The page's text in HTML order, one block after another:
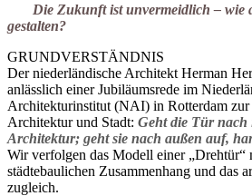
Die Zukunft ist unvermeidlich – wie
gestalten?
GRUNDVERSTÄNDNIS
Der niederländische Architekt Herman
anlässlich einer Jubiläumsrede im
Architekturinstitut (NAI) in Rotterdam zur
Architektur und Stadt: Geht die Tür nach
Architektur; geht sie nach außen auf,
Wir verfolgen das Modell einer „Drehtür“
städtebaulichen Zusammenhang und das
zugleich.